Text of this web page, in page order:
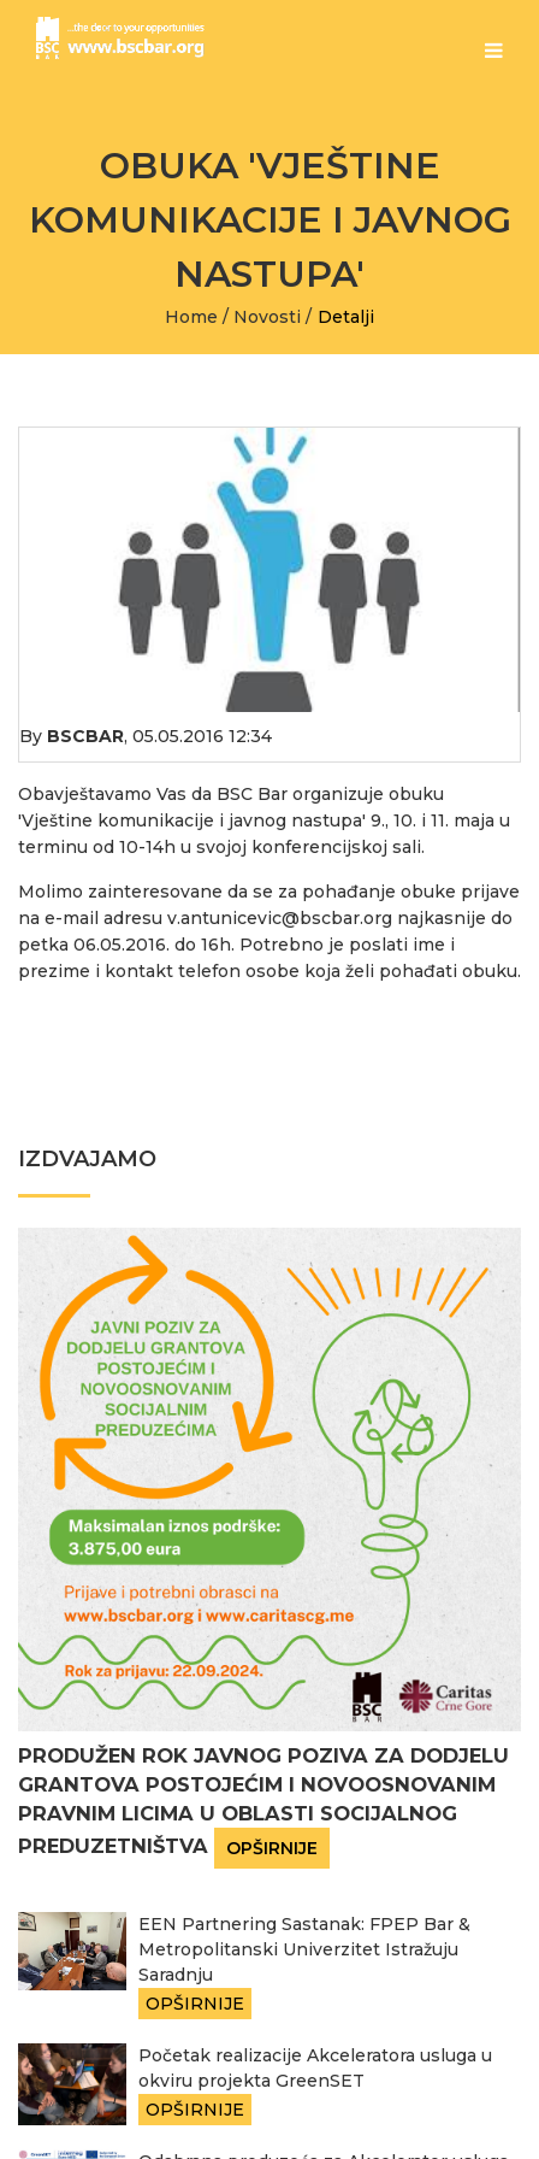
OBUKA 'VJEŠTINE
KOMUNIKACIJE I JAVNOG
NASTUPA'
Home / Novosti / Detalji
By BSCBAR, 05.05.2016 12:34
Obavještavamo Vas da BSC Bar organizuje obuku
'Vještine komunikacije i javnog nastupa' 9., 10. i 11. maja u
terminu od 10-14h u svojoj konferencijskoj sali.
Molimo zainteresovane da se za pohađanje obuke prijave
na e-mail adresu v.antunicevic@bscbar.org najkasnije do
petka 06.05.2016. do 16h. Potrebno je poslati ime i
prezime i kontakt telefon osobe koja želi pohađati obuku.
IZDVAJAMO
PRODUŽEN ROK JAVNOG POZIVA ZA DODJELU
GRANTOVA POSTOJEĆIM I NOVOOSNOVANIM
PRAVNIM LICIMA U OBLASTI SOCIJALNOG
PREDUZETNIŠTVA
OPŠIRNIJE
EEN Partnering Sastanak: FPEP Bar &
Metropolitanski Univerzitet Istražuju
Saradnju
OPŠIRNIJE
Početak realizacije Akceleratora usluga u
okviru projekta GreenSET
OPŠIRNIJE